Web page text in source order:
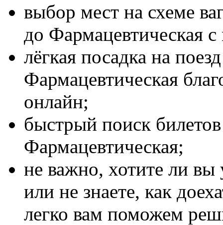
выбор мест на схеме
до Фармацевтическая
лёгкая посадка на
Фармацевтическая
онлайн;
быстрый поиск
Фармацевтическая;
не важно, хотите ли вы
или не знаете, как
легко вам поможем